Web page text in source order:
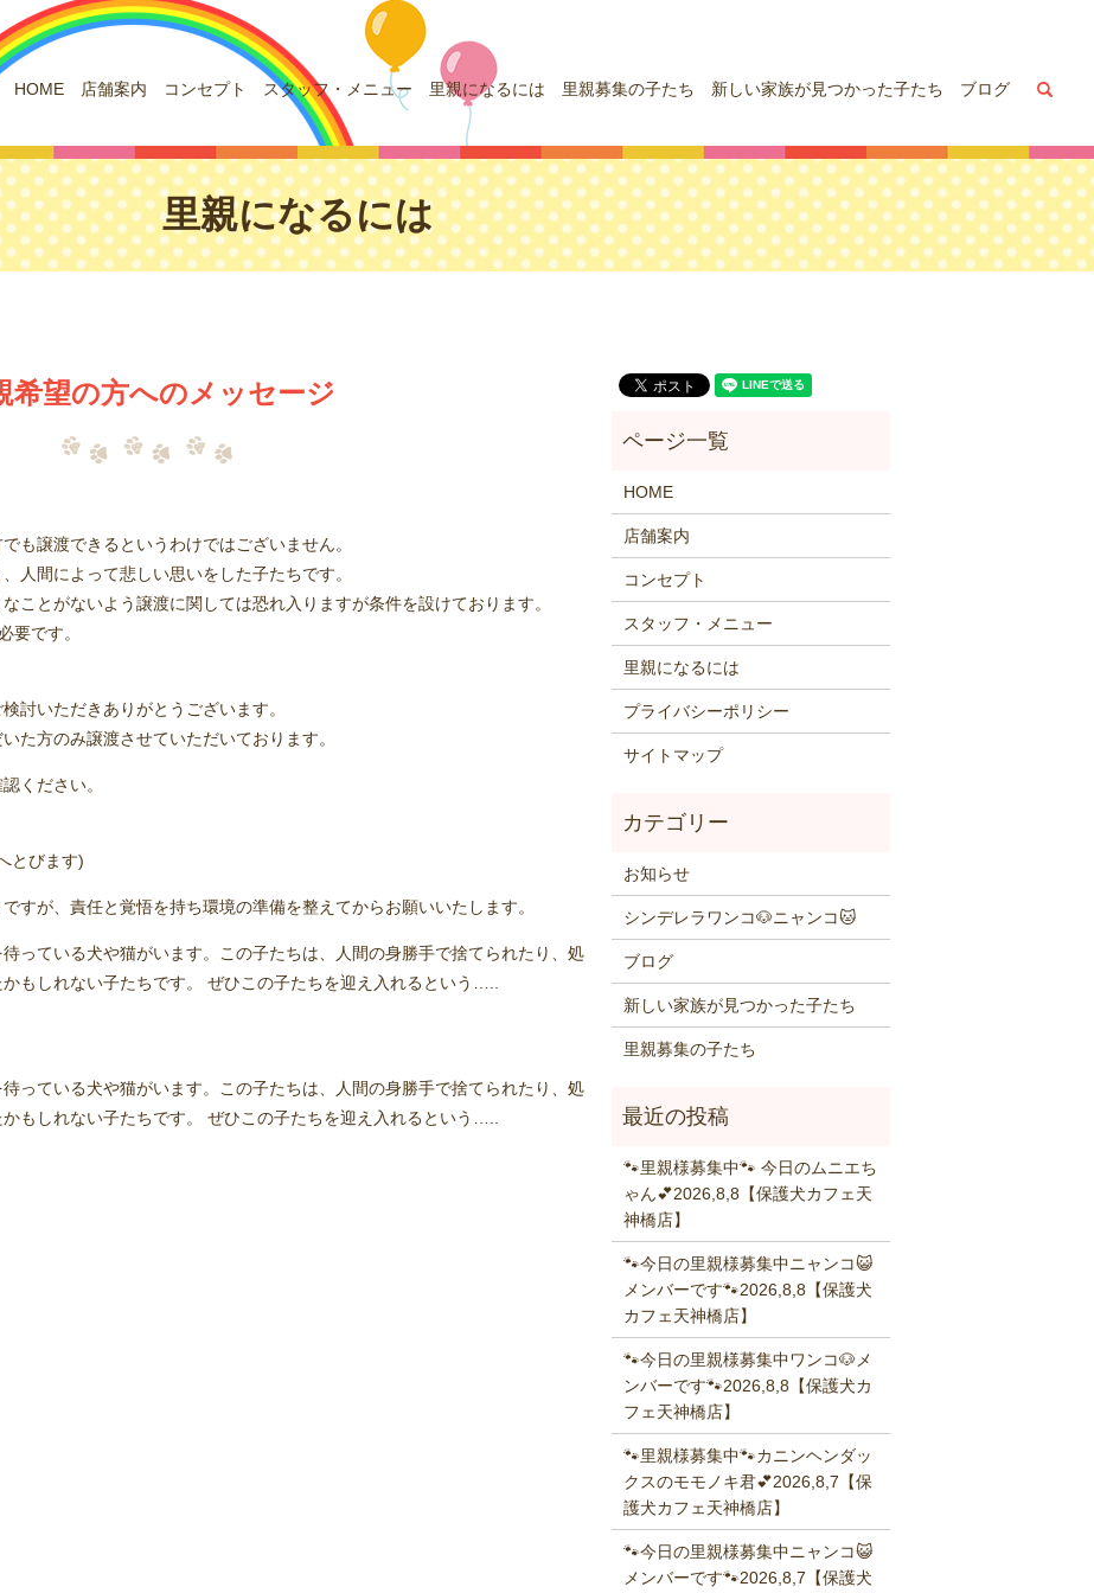
HOME 店舗案内 コンセプト スタッフ・メニュー 里親になるには 里親募集の子たち 新しい家族が見つかった子たち ブログ
里親になるには
希望の方へのメッセージ
も譲渡できるというわけではございません。
人間によって悲しい思いをした子たちです。
ことがないよう譲渡に関しては恐れ入りますが条件を設けております。
要です。
討いただきありがとうございます。
た方のみ譲渡させていただいております。
ください。
とびます)
すが、責任と覚悟を持ち環境の準備を整えてからお願いいたします。
っている犬や猫がいます。この子たちは、人間の身勝手で捨てられたり、処
もしれない子たちです。 ぜひこの子たちを迎え入れるという…..
っている犬や猫がいます。この子たちは、人間の身勝手で捨てられたり、処
もしれない子たちです。 ぜひこの子たちを迎え入れるという…..
HOME
店舗案内
コンセプト
スタッフ・メニュー
里親になるには
プライバシーポリシー
サイトマップ
お知らせ
シンデレラワンコ🐶ニャンコ🐱
ブログ
新しい家族が見つかった子たち
里親募集の子たち
🐾里親様募集中🐾 今日のムニエち
ゃん💕2026,8,8【保護犬カフェ天
神橋店】
🐾今日の里親様募集中ニャンコ😺
メンバーです🐾2026,8,8【保護犬
カフェ天神橋店】
🐾今日の里親様募集中ワンコ🐶メ
ンバーです🐾2026,8,8【保護犬カ
フェ天神橋店】
🐾里親様募集中🐾カニンヘンダッ
クスのモモノキ君💕2026,8,7【保
護犬カフェ天神橋店】
🐾今日の里親様募集中ニャンコ😺
メンバーです🐾2026,8,7【保護犬